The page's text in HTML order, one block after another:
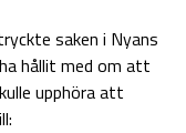
saken i Nyans
hållit med om att
upphöra att